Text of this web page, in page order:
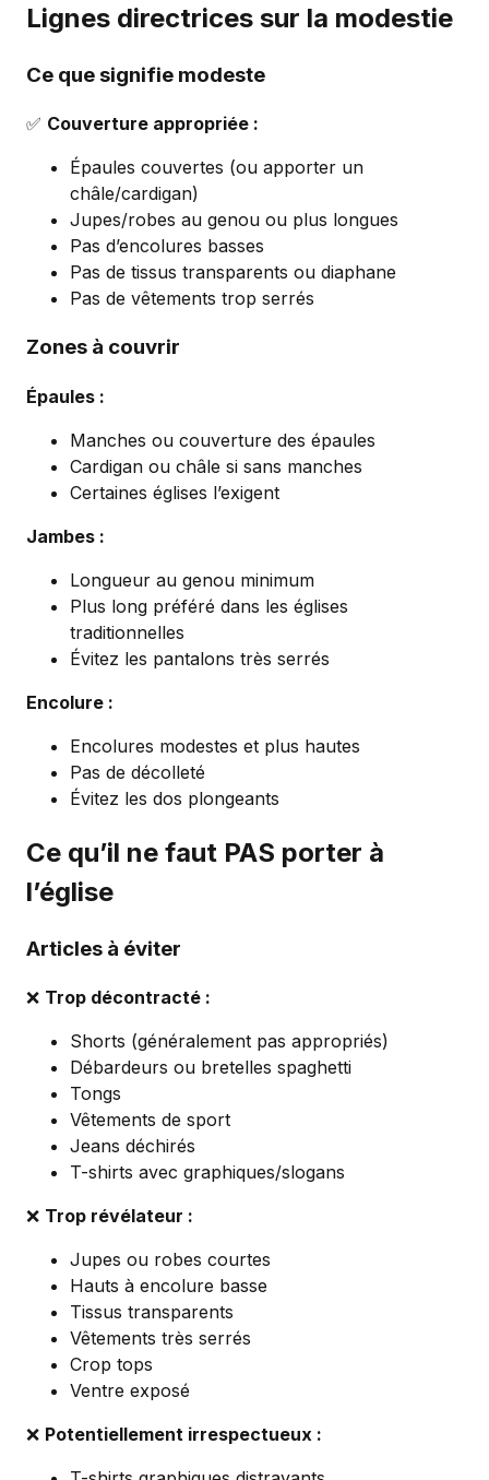
Lignes directrices sur la modestie
Ce que signifie modeste
✅ Couverture appropriée :
Épaules couvertes (ou apporter un
châle/cardigan)
Jupes/robes au genou ou plus longues
Pas d’encolures basses
Pas de tissus transparents ou diaphane
Pas de vêtements trop serrés
Zones à couvrir
Épaules :
Manches ou couverture des épaules
Cardigan ou châle si sans manches
Certaines églises l’exigent
Jambes :
Longueur au genou minimum
Plus long préféré dans les églises
traditionnelles
Évitez les pantalons très serrés
Encolure :
Encolures modestes et plus hautes
Pas de décolleté
Évitez les dos plongeants
Ce qu’il ne faut PAS porter à
l’église
Articles à éviter
❌ Trop décontracté :
Shorts (généralement pas appropriés)
Débardeurs ou bretelles spaghetti
Tongs
Vêtements de sport
Jeans déchirés
T-shirts avec graphiques/slogans
❌ Trop révélateur :
Jupes ou robes courtes
Hauts à encolure basse
Tissus transparents
Vêtements très serrés
Crop tops
Ventre exposé
❌ Potentiellement irrespectueux :